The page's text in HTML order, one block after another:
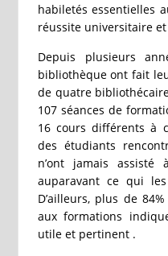
habiletés essentielles
réussite universitaire
Depuis plusieurs
bibliothèque ont fait
de quatre
107 séances de
16 cours différents à
des étudiants
n’ont jamais
auparavant ce qui
D’ailleurs, plus de
aux formations
utile et pertinent .